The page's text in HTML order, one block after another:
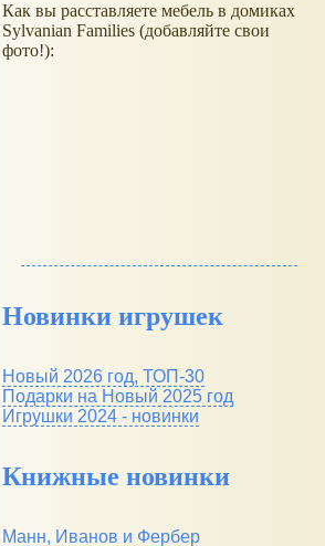
леса
Как вы расставляете мебель в домиках
Sylvanian Families (добавляйте свои
фото!):
Новинки игрушек
Новый 2026 год, ТОП-30
Подарки на Новый 2025 год
Игрушки 2024 - новинки
Книжные новинки
Манн, Иванов и Фербер